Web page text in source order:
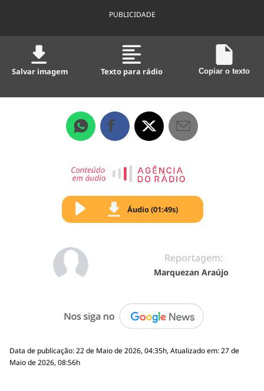
PUBLICIDADE
Salvar imagem Texto para rádio Copiar o texto
Áudio (01:49s)
Reportagem:
Marquezan Araújo
Data de publicação: 22 de Maio de 2026, 04:35h, Atualizado em: 27 de
Maio de 2026, 08:56h